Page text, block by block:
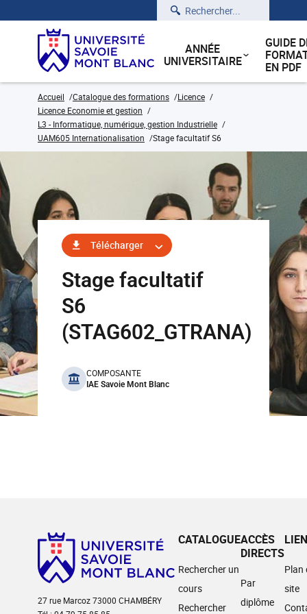
Rechercher
ANNÉE
UNIVERSITAIRE
GUIDE
EN PDF
Accueil Catalogue des formations
Licence
Licence Economie et gestion
L3 - Informatique, numérique, gestion Industrielle
UAM605 Internationalisation
Stage facultatif S6
Télécharger
Stage facultatif
S6
(STAG602_GTRANA)
benefits
COMPOSANTE
IAE Savoie Mont Blanc
27 rue Marcoz 73000 CHAMBÉRY
CATALOGUE
Rechercher un
cours
Rechercher
ACCÈS
DIRECTS
Par
diplôme
Plan
site